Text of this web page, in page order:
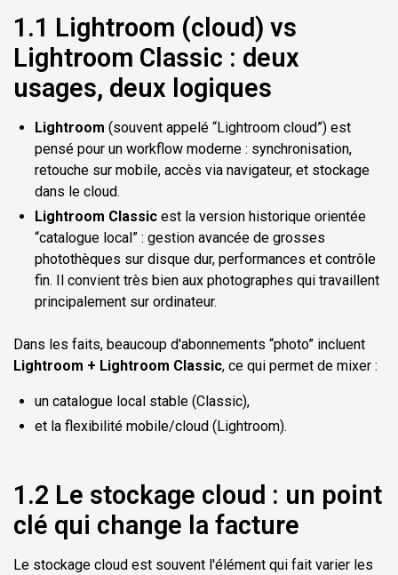
1.1 Lightroom (cloud) vs
Lightroom Classic : deux
usages, deux logiques
Lightroom (souvent appelé “Lightroom cloud”) est
pensé pour un workflow moderne : synchronisation,
retouche sur mobile, accès via navigateur, et stockage
dans le cloud.
Lightroom Classic est la version historique orientée
“catalogue local” : gestion avancée de grosses
photothèques sur disque dur, performances et contrôle
fin. Il convient très bien aux photographes qui travaillent
principalement sur ordinateur.
Dans les faits, beaucoup d'abonnements “photo” incluent
Lightroom + Lightroom Classic, ce qui permet de mixer :
un catalogue local stable (Classic),
et la flexibilité mobile/cloud (Lightroom).
1.2 Le stockage cloud : un point
clé qui change la facture
Le stockage cloud est souvent l'élément qui fait varier les